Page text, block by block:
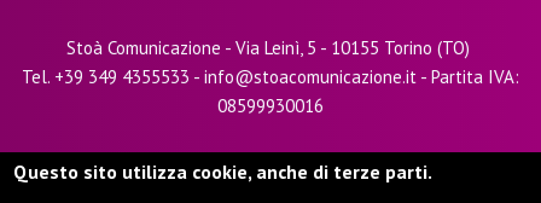
Questo sito utilizza cookie, anche di terze parti.
Stoà Comunicazione - Via Leinì, 5 - 10155 Torino (TO)
Tel. +39 349 4355533 - info@stoacomunicazione.it - Partita IVA:
08599930016
Privacy